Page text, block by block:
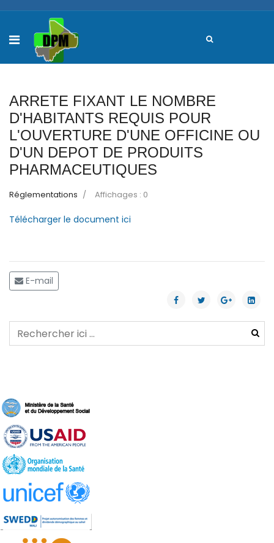
ARRETE FIXANT LE NOMBRE
D'HABITANTS REQUIS POUR
L'OUVERTURE D'UNE OFFICINE OU
D'UN DEPOT DE PRODUITS
PHARMACEUTIQUES
Réglementations Affichages : 0
Télécharger le document ici
E-mail